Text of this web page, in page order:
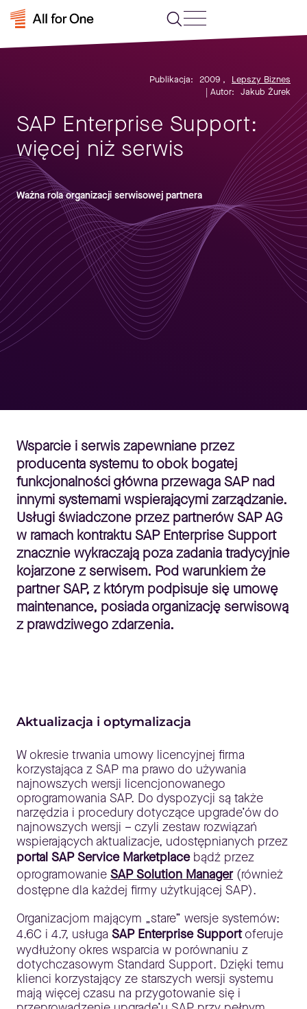
Publikacja: 2009 ,
Lepszy Biznes
| Autor: Jakub Żurek
SAP Enterprise Support:
więcej niż serwis
Ważna rola organizacji serwisowej partnera
Wsparcie i serwis zapewniane przez
producenta systemu to obok bogatej
funkcjonalności główna przewaga SAP nad
innymi systemami wspierającymi zarządzanie.
Usługi świadczone przez partnerów SAP AG
w ramach kontraktu SAP Enterprise Support
znacznie wykraczają poza zadania tradycyjnie
kojarzone z serwisem. Pod warunkiem że
partner SAP, z którym podpisuje się umowę
maintenance, posiada organizację serwisową
z prawdziwego zdarzenia.
Aktualizacja i optymalizacja
W okresie trwania umowy licencyjnej firma
korzystająca z SAP ma prawo do używania
najnowszych wersji licencjonowanego
oprogramowania SAP. Do dyspozycji są także
narzędzia i procedury dotyczące upgrade’ów do
najnowszych wersji – czyli zestaw rozwiązań
wspierających aktualizacje, udostępnianych przez
portal SAP Service Marketplacebądź przez
oprogramowanie SAP Solution Manager(również
dostępne dla każdej firmy użytkującej SAP).
Organizacjom mającym „stare” wersje systemów:
4.6C i 4.7, usługa SAP Enterprise Supportoferuje
wydłużony okres wsparcia w porównaniu z
dotychczasowym Standard Support. Dzięki temu
klienci korzystający ze starszych wersji systemu
mają więcej czasu na przygotowanie się i